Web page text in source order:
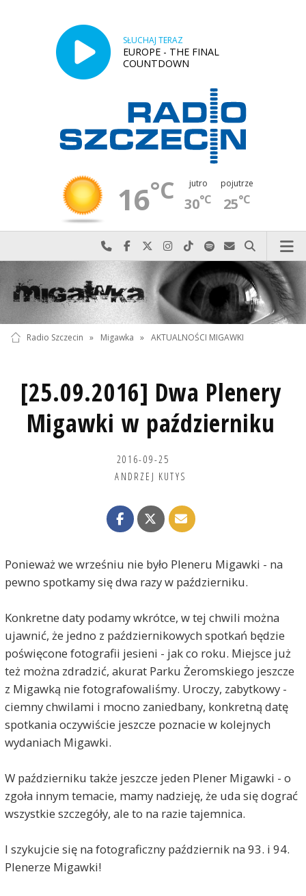
SŁUCHAJ TERAZ
EUROPE - THE FINAL
COUNTDOWN
16°C jutro
30°C
pojutrze
25°C
Najlepiej po prostu do nas zadzwoń
Odwiedź nas na Facebook-u
Odwiedź nas na X
Odwiedź nas na Instagram-ie
Odwiedź nas na TikTok-u
Szukaj nas na Spotify
Wyślij do nas
Szukaj
Radio Szczecin » Migawka » AKTUALNOŚCI MIGAWKI
[25.09.2016] Dwa Plenery
Migawki w październiku
2016-09-25
ANDRZEJ KUTYS
Ponieważ we wrześniu nie było Pleneru Migawki - na
pewno spotkamy się dwa razy w październiku.
Konkretne daty podamy wkrótce, w tej chwili można
ujawnić, że jedno z październikowych spotkań będzie
poświęcone fotografii jesieni - jak co roku. Miejsce już
też można zdradzić, akurat Parku Żeromskiego jeszcze
z Migawką nie fotografowaliśmy. Uroczy, zabytkowy -
ciemny chwilami i mocno zaniedbany, konkretną datę
spotkania oczywiście jeszcze poznacie w kolejnych
wydaniach Migawki.
W październiku także jeszcze jeden Plener Migawki - o
zgoła innym temacie, mamy nadzieję, że uda się dograć
wszystkie szczegóły, ale to na razie tajemnica.
I szykujcie się na fotograficzny październik na 93. i 94.
Plenerze Migawki!